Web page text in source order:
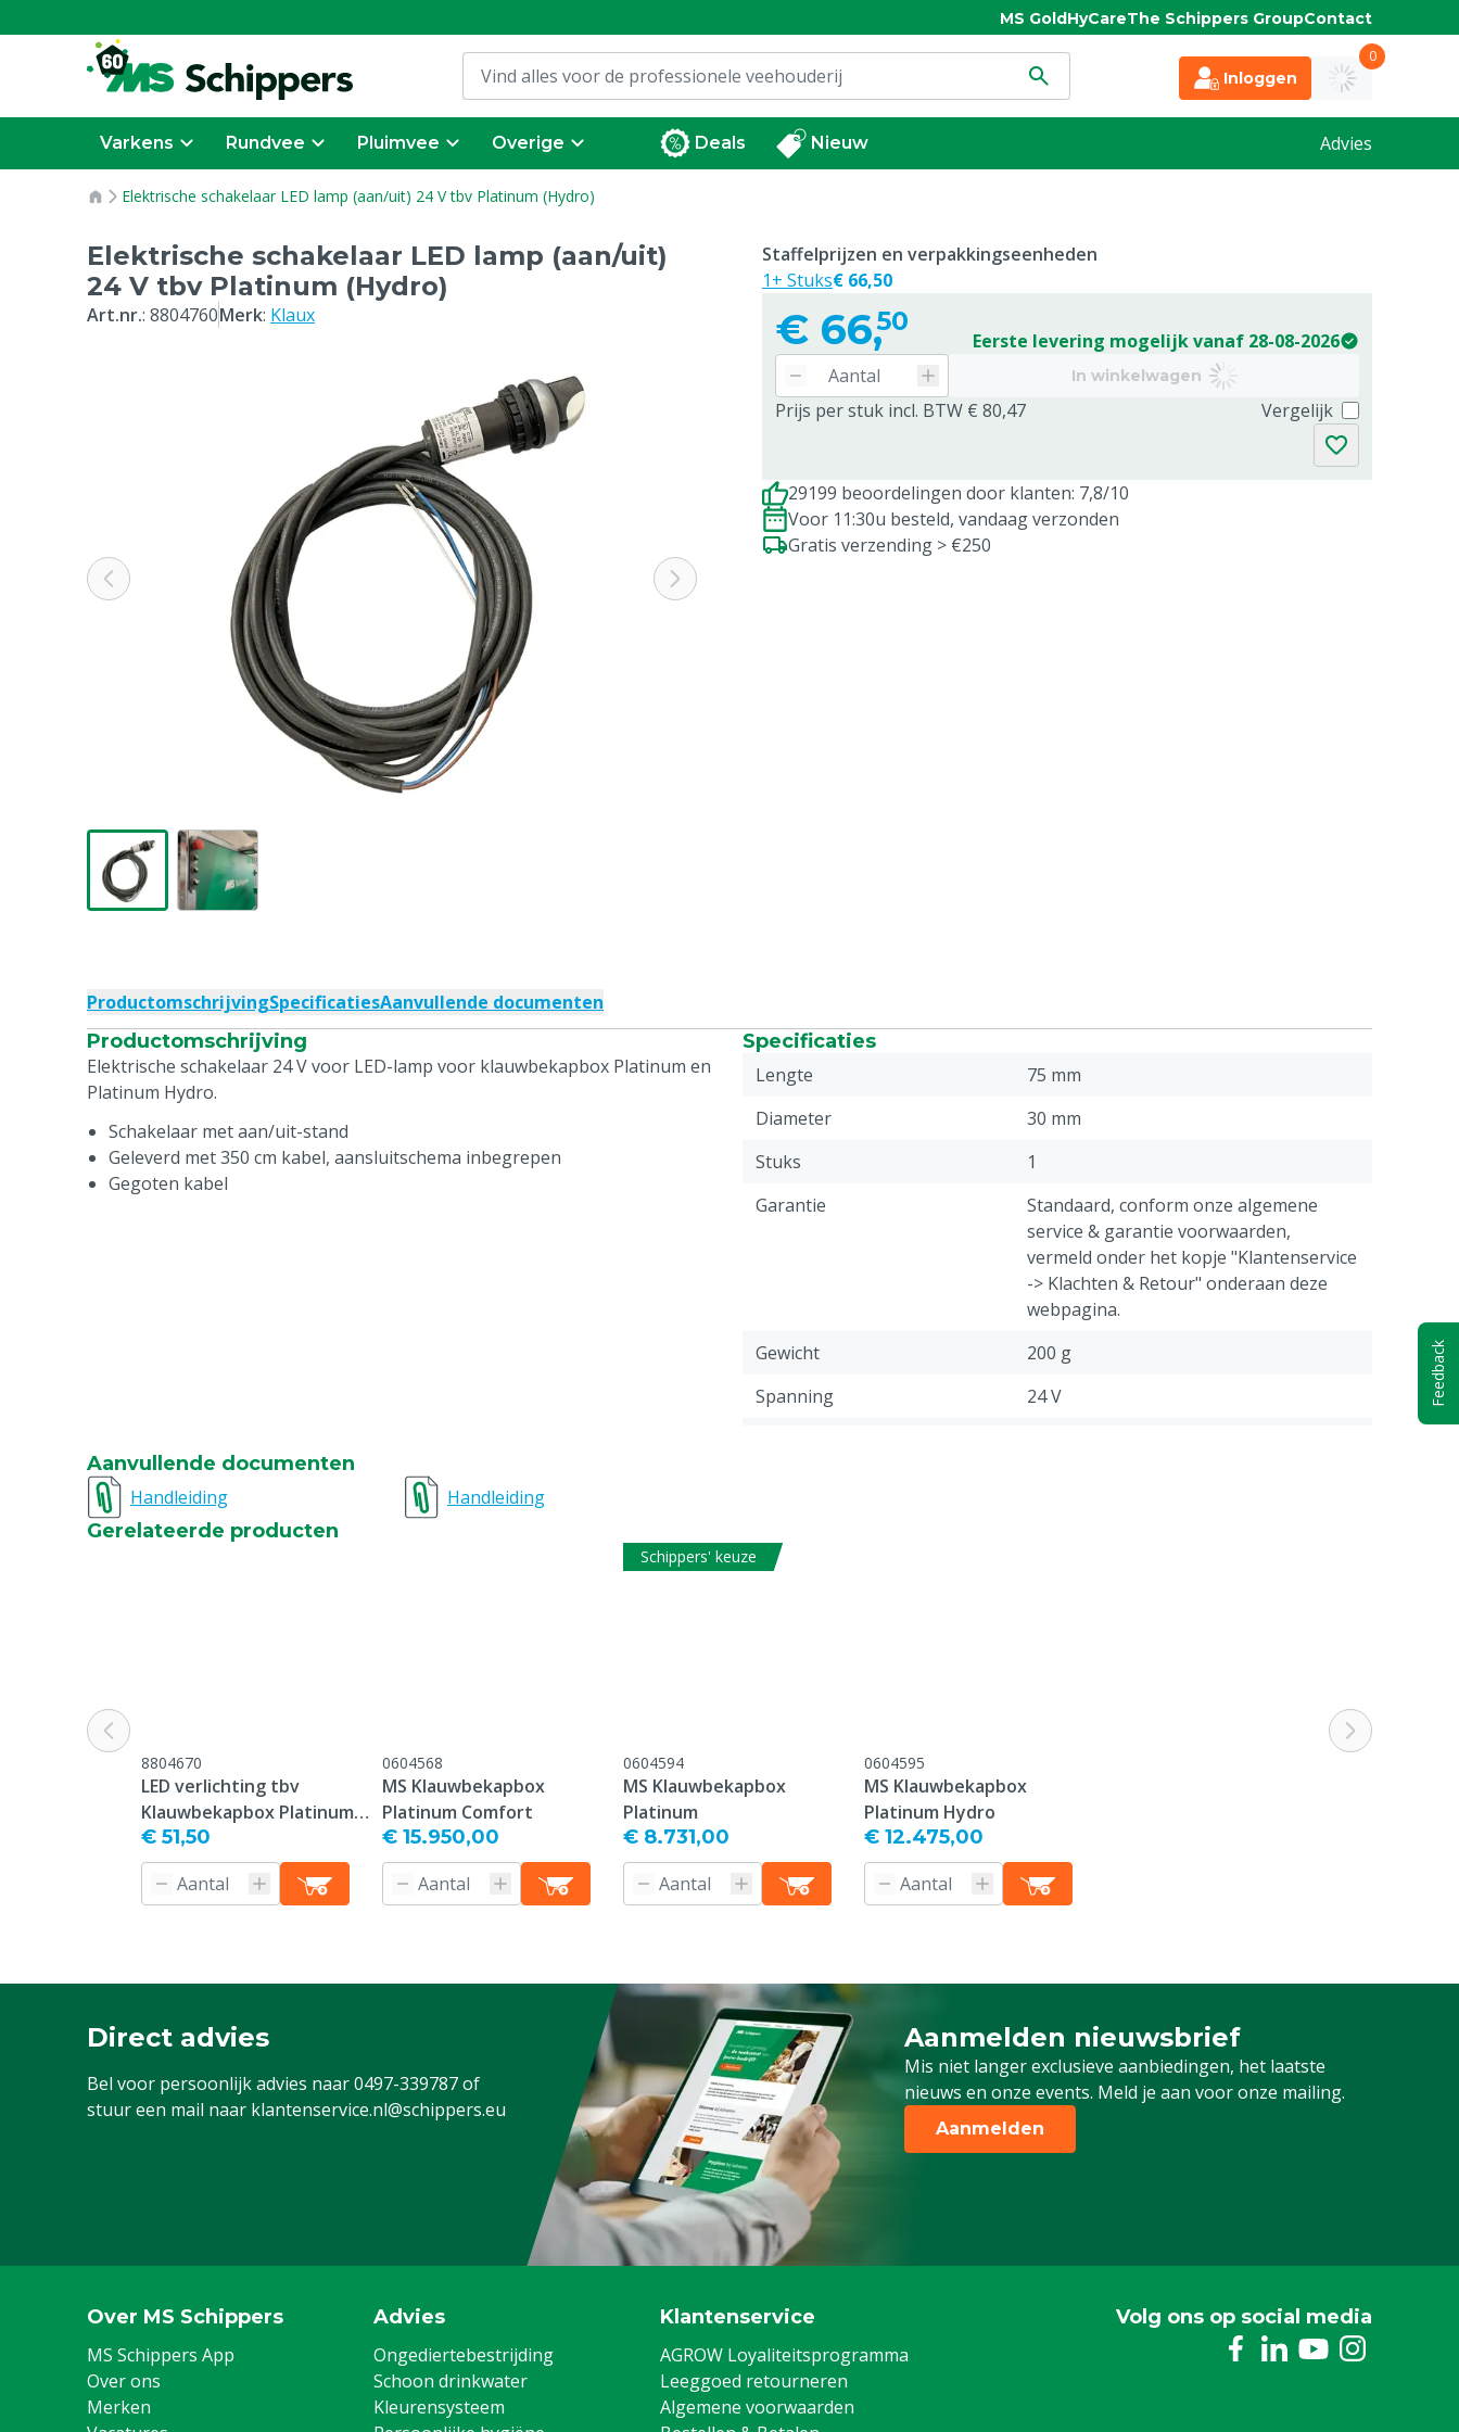
MS GoldHyCareThe Schippers GroupContact
Inloggen
0
Varkens Rundvee Pluimvee Overige Deals Nieuw Advies
Elektrische schakelaar LED lamp (aan/uit) 24 V tbv Platinum (Hydro)
Elektrische schakelaar LED lamp (aan/uit)
24 V tbv Platinum (Hydro)
Art.nr.: 8804760Merk: Klaux € 66,50
Eerste levering mogelijk vanaf 28-08-2026
In winkelwagen
Prijs per stuk incl. BTW € 80,47 Vergelijk
Staffelprijzen en verpakkingseenheden
1+ Stuks€ 66,50
29199 beoordelingen door klanten: 7,8/10
Voor 11:30u besteld, vandaag verzonden
Gratis verzending > €250
ProductomschrijvingSpecificatiesAanvullende documenten
Productomschrijving
Elektrische schakelaar 24 V voor LED-lamp voor klauwbekapbox Platinum en
Platinum Hydro.
Schakelaar met aan/uit-stand
Geleverd met 350 cm kabel, aansluitschema inbegrepen
Gegoten kabel
Specificaties
Lengte
75 mm
Diameter
30 mm
Stuks
1
Garantie
Standaard, conform onze algemene
service & garantie voorwaarden,
vermeld onder het kopje "Klantenservice
-> Klachten & Retour" onderaan deze
webpagina.
Gewicht
200 g
Spanning
24 V
Aanvullende documenten
Handleiding
Handleiding
Gerelateerde producten
8804670
LED verlichting tbv
Klauwbekapbox Platinum
& Silver
€ 51,50
0604568
MS Klauwbekapbox
Platinum Comfort
€ 15.950,00
Schippers' keuze
0604594
MS Klauwbekapbox
Platinum
€ 8.731,00
0604595
MS Klauwbekapbox
Platinum Hydro
€ 12.475,00
Direct advies
Bel voor persoonlijk advies naar0497-339787of
stuur een mail naar klantenservice.nl@schippers.eu
Aanmelden nieuwsbrief
Mis niet langer exclusieve aanbiedingen, het laatste
nieuws en onze events. Meld je aan voor onze mailing.
Schrijf je in voor onze nieuwsbrief
Aanmelden
Over MS Schippers
MS Schippers App
Over ons
Merken
Advies
Ongediertebestrijding
Schoon drinkwater
Kleurensysteem
Klantenservice
AGROW Loyaliteitsprogramma
Leeggoed retourneren
Algemene voorwaarden
Volg ons op social media
Feedback